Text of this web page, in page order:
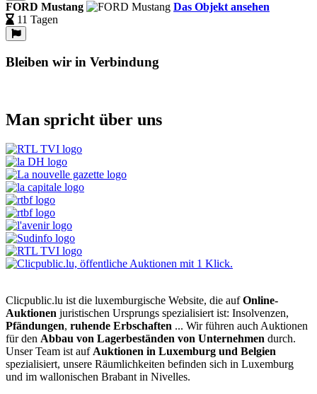
FORD Mustang
Das Objekt ansehen
11 Tagen
Bleiben wir in Verbindung
Man spricht über uns
Clicpublic.lu ist die luxemburgische Website, die aufOnline-
Auktionen juristischen Ursprungs spezialisiert ist: Insolvenzen,
Pfändungen, ruhende Erbschaften ... Wir führen auch Auktionen
für den Abbau von Lagerbeständen von Unternehmen durch.
Unser Team ist aufAuktionen in Luxemburg und Belgien
spezialisiert, unsere Räumlichkeiten befinden sich in Luxemburg
und im wallonischen Brabant in Nivelles.